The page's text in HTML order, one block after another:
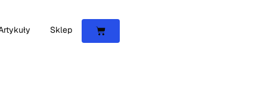
Sklep